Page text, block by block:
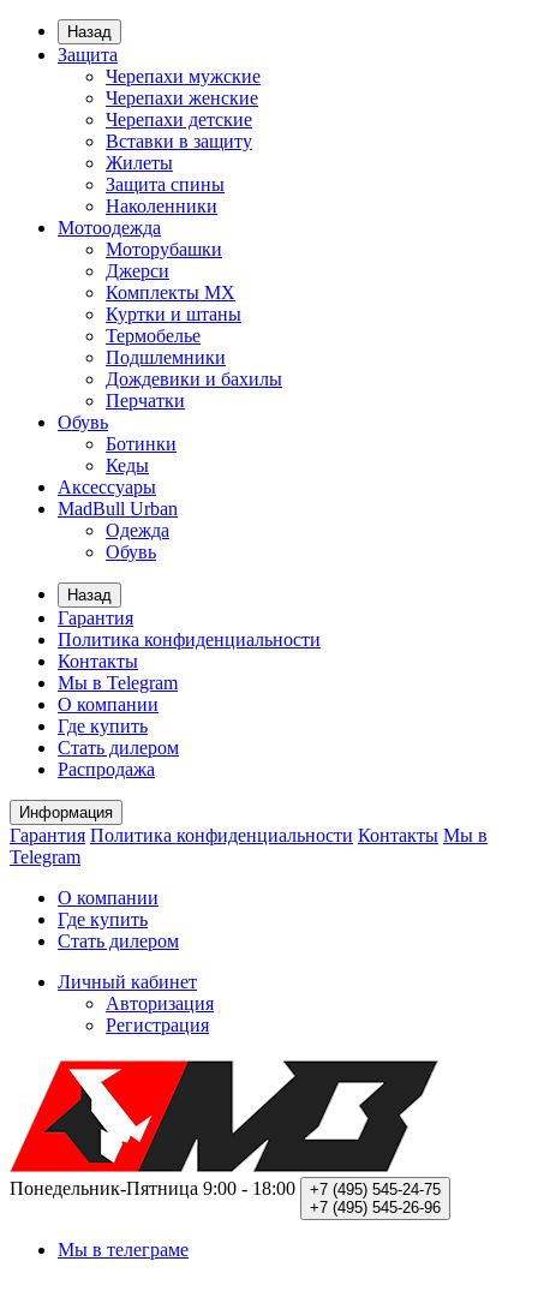
Назад
Защита
Черепахи мужские
Черепахи женские
Черепахи детские
Вставки в защиту
Жилеты
Защита спины
Наколенники
Мотоодежда
Моторубашки
Джерси
Комплекты MX
Куртки и штаны
Термобелье
Подшлемники
Дождевики и бахилы
Перчатки
Обувь
Ботинки
Кеды
Аксессуары
MadBull Urban
Одежда
Обувь
Назад
Гарантия
Политика конфиденциальности
Контакты
Мы в Telegram
О компании
Где купить
Стать дилером
Распродажа
Информация
Гарантия Политика конфиденциальности Контакты Мы в
Telegram
О компании
Где купить
Стать дилером
Личный кабинет
Авторизация
Регистрация
Понедельник-Пятница 9:00 - 18:00 +7 (495) 545-24-75
+7 (495) 545-26-96
Мы в телеграме